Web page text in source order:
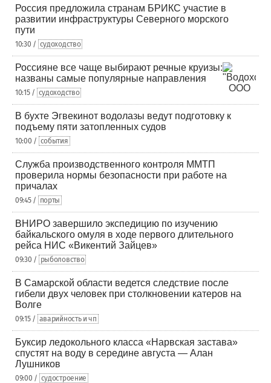
Россия предложила странам БРИКС участие в
развитии инфраструктуры Северного морского
пути
10:30 / судоходство
Россияне все чаще выбирают речные круизы:
названы самые популярные направления
10:15 / судоходство
В бухте Эгвекинот водолазы ведут подготовку к
подъему пяти затопленных судов
10:00 / события
Служба производственного контроля ММТП
проверила нормы безопасности при работе на
причалах
09:45 / порты
ВНИРО завершило экспедицию по изучению
байкальского омуля в ходе первого длительного
рейса НИС «Викентий Зайцев»
09:30 / рыболовство
В Самарской области ведется следствие после
гибели двух человек при столкновении катеров на
Волге
09:15 / аварийность и чп
Буксир ледокольного класса «Нарвская застава»
спустят на воду в середине августа — Алан
Лушников
09:00 / судостроение